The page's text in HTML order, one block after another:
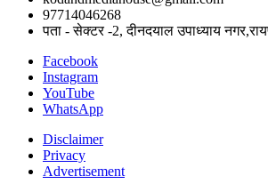
97714046268
पता - सेक्टर -2, दीनदयाल उपाध्याय
Facebook
Instagram
YouTube
WhatsApp
Disclaimer
Privacy
Advertisement